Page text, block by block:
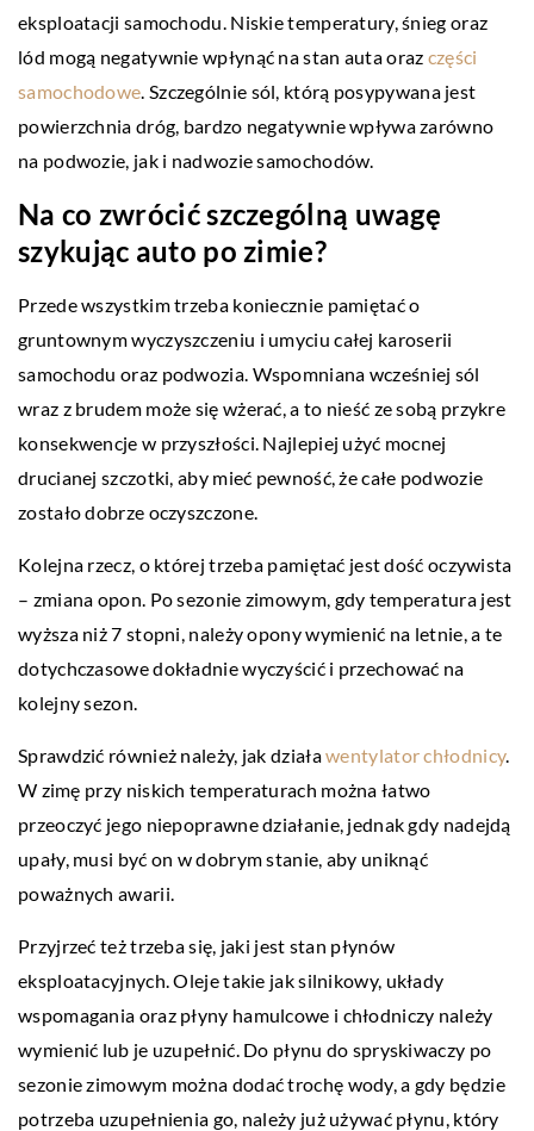
eksploatacji samochodu. Niskie temperatury, śnieg oraz
lód mogą negatywnie wpłynąć na stan auta oraz części
samochodowe . Szczególnie sól, którą posypywana jest
powierzchnia dróg, bardzo negatywnie wpływa zarówno
na podwozie, jak i nadwozie samochodów.
Na co zwrócić szczególną uwagę
szykując auto po zimie?
Przede wszystkim trzeba koniecznie pamiętać o
gruntownym wyczyszczeniu i umyciu całej karoserii
samochodu oraz podwozia. Wspomniana wcześniej sól
wraz z brudem może się wżerać, a to nieść ze sobą przykre
konsekwencje w przyszłości. Najlepiej użyć mocnej
drucianej szczotki, aby mieć pewność, że całe podwozie
zostało dobrze oczyszczone.
Kolejna rzecz, o której trzeba pamiętać jest dość oczywista
– zmiana opon. Po sezonie zimowym, gdy temperatura jest
wyższa niż 7 stopni, należy opony wymienić na letnie, a te
dotychczasowe dokładnie wyczyścić i przechować na
kolejny sezon.
Sprawdzić również należy, jak działawentylator chłodnicy.
W zimę przy niskich temperaturach można łatwo
przeoczyć jego niepoprawne działanie, jednak gdy nadejdą
upały, musi być on w dobrym stanie, aby uniknąć
poważnych awarii.
Przyjrzeć też trzeba się, jaki jest stan płynów
eksploatacyjnych. Oleje takie jak silnikowy, układy
wspomagania oraz płyny hamulcowe i chłodniczy należy
wymienić lub je uzupełnić. Do płynu do spryskiwaczy po
sezonie zimowym można dodać trochę wody, a gdy będzie
potrzeba uzupełnienia go, należy już używać płynu, który